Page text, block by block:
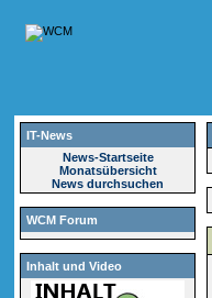
IT-News
News-Startseite
Monatsübersicht
News durchsuchen
WCM Forum
Inhalt und Video